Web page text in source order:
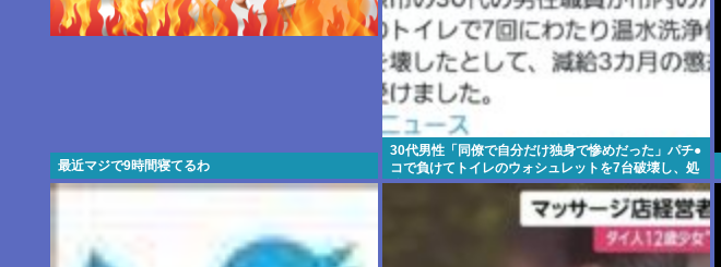
最近マジで9時間寝てるわ
30代男性「同僚で自分だけ独身で惨めだった」パチ●
コで負けてトイレのウォシュレットを7台破壊し、処
分